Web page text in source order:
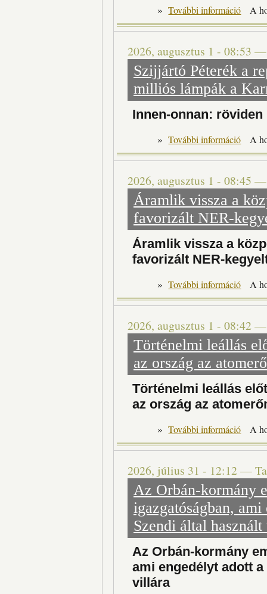
» További információ A
2026, augusztus 1 - 08:53
Szijjártó Péterék a
milliós lámpák a
Innen-onnan: röviden
» További információ A
2026, augusztus 1 - 08:45
Áramlik vissza a
favorizált NER-
Áramlik vissza a
favorizált NER-
» További információ A
2026, augusztus 1 - 08:42
Történelmi leállás
az ország az
Történelmi leállás
az ország az
» További információ A
2026, július 31 - 12:12—
Az Orbán-kormány
igazgatóságban,
Szendi által
Az Orbán-kormány
ami engedélyt adott
villára